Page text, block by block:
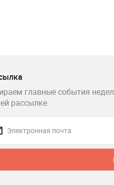
главные события
рассылке.